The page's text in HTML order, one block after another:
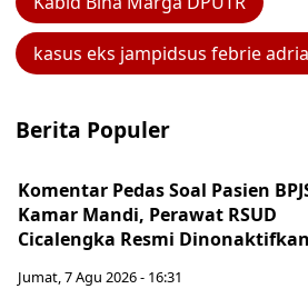
kasus eks jampidsus febrie
Berita Populer
Komentar Pedas Soal Pasien
Kamar Mandi, Perawat RSUD
Cicalengka Resmi Dinonaktifkan
Jumat, 7 Agu 2026 - 16:31